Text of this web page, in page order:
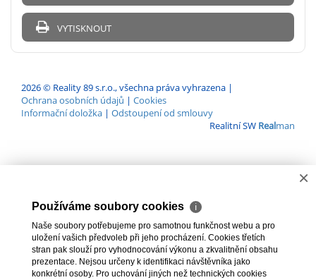
VYTISKNOUT
2026 © Reality 89 s.r.o., všechna práva vyhrazena |
Ochrana osobních údajů | Cookies
Informační doložka | Odstoupení od smlouvy
Realitní SW Realman
×
Používáme soubory cookies ℹ
Naše soubory potřebujeme pro samotnou funkčnost webu a pro
uložení vašich předvoleb při jeho procházení. Cookies třetích
stran pak slouží pro vyhodnocování výkonu a zkvalitnění obsahu
prezentace. Nejsou určeny k identifikaci návštěvníka jako
konkrétní osoby. Pro uchování jiných než technických cookies